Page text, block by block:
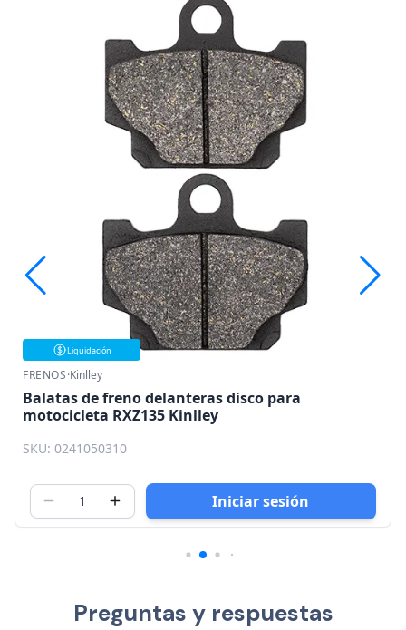
Liquidación
FRENOS·Kinlley
Balatas de freno delanteras disco para
motocicleta RXZ135 Kinlley
SKU: 0241050310
Iniciar sesión
Preguntas y respuestas